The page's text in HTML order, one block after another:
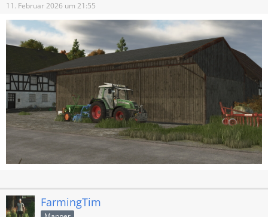
11. Februar 2026 um 21:55
FarmingTim